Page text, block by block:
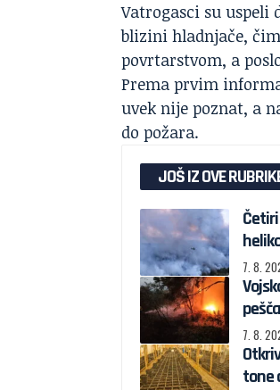
Vatrogasci su uspeli
blizini hladnjače,
povrtarstvom, a
Prema prvim
uvek nije poznat, a
do požara.
JOŠ IZ OVE
7. 8.
7. 8.
tone